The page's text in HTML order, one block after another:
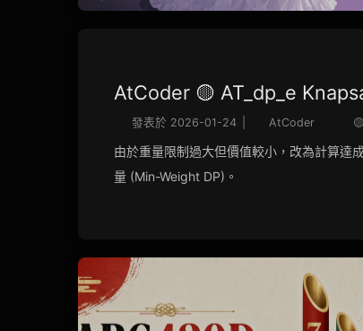
AtCoder 🟡 AT_dp_e
發表於 2026-01-24 AtCoder
由於重量限制過大但價值較小，改為計算達
量 (Min-Weight DP)。